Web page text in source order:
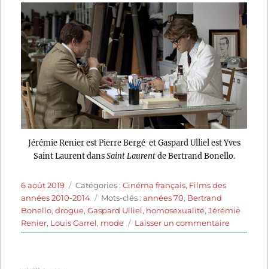
Jérémie Renier est Pierre Bergé et Gaspard Ulliel est Yves
Saint Laurent dansSaint Laurentde Bertrand Bonello.
Publié
le
6 août 2019 Catégories
Catégories :Cinéma français, Films des
années 2010-2014
Étiquettes
Mots-clés :années 70, Bertrand
Bonello,drogue,Gaspard Ulliel, homosexualité,Jérémie
Renier, Louis Garrel, mode Laisser un commentairesur
Saint